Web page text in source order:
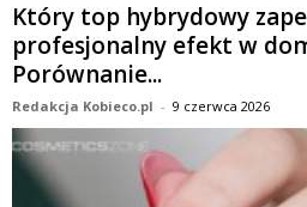
Który top hybrydowy
profesjonalny efekt w
Porównanie...
Redakcja Kobieco.pl - 9 czerwca 2026